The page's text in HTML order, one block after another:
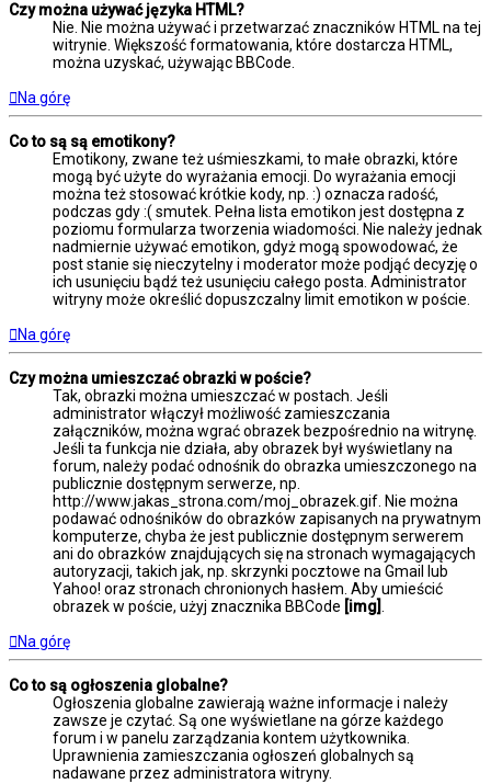
Czy można używać języka HTML?
Nie. Nie można używać i przetwarzać znaczników HTML na tej
witrynie. Większość formatowania, które dostarcza HTML,
można uzyskać, używając BBCode.
Na górę
Co to są są emotikony?
Emotikony, zwane też uśmieszkami, to małe obrazki, które
mogą być użyte do wyrażania emocji. Do wyrażania emocji
można też stosować krótkie kody, np. :) oznacza radość,
podczas gdy :( smutek. Pełna lista emotikon jest dostępna z
poziomu formularza tworzenia wiadomości. Nie należy jednak
nadmiernie używać emotikon, gdyż mogą spowodować, że
post stanie się nieczytelny i moderator może podjąć decyzję o
ich usunięciu bądź też usunięciu całego posta. Administrator
witryny może określić dopuszczalny limit emotikon w poście.
Na górę
Czy można umieszczać obrazki w poście?
Tak, obrazki można umieszczać w postach. Jeśli
administrator włączył możliwość zamieszczania
załączników, można wgrać obrazek bezpośrednio na witrynę.
Jeśli ta funkcja nie działa, aby obrazek był wyświetlany na
forum, należy podać odnośnik do obrazka umieszczonego na
publicznie dostępnym serwerze, np.
http://www.jakas_strona.com/moj_obrazek.gif. Nie można
podawać odnośników do obrazków zapisanych na prywatnym
komputerze, chyba że jest publicznie dostępnym serwerem
ani do obrazków znajdujących się na stronach wymagających
autoryzacji, takich jak, np. skrzynki pocztowe na Gmail lub
Yahoo! oraz stronach chronionych hasłem. Aby umieścić
obrazek w poście, użyj znacznika BBCode [img].
Na górę
Co to są ogłoszenia globalne?
Ogłoszenia globalne zawierają ważne informacje i należy
zawsze je czytać. Są one wyświetlane na górze każdego
forum i w panelu zarządzania kontem użytkownika.
Uprawnienia zamieszczania ogłoszeń globalnych są
nadawane przez administratora witryny.